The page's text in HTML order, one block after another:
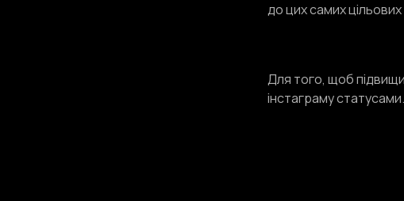
до цих самих
Для того, щоб
інстаграму